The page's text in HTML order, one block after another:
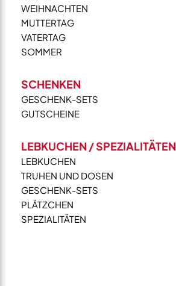
WEIHNACHTEN
MUTTERTAG
VATERTAG
SOMMER
SCHENKEN
GESCHENK-SETS
GUTSCHEINE
LEBKUCHEN / SPEZIALITÄTEN
LEBKUCHEN
TRUHEN UND DOSEN
GESCHENK-SETS
PLÄTZCHEN
SPEZIALITÄTEN